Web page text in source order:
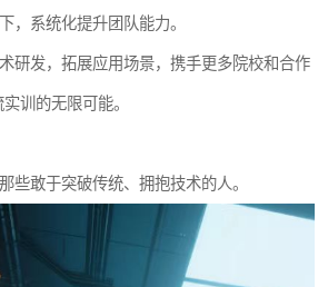
，系统化提升团队能力。
研发，拓展应用场景，携手更多院校和合作
训的无限可能。
些敢于突破传统、拥抱技术的人。